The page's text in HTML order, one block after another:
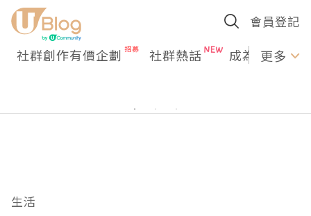
會員登記
社群創作有價企劃 社群熱話 成為U更多
生活